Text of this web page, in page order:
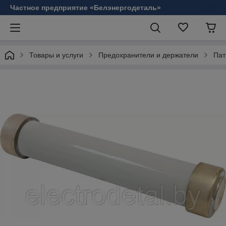
Частное предприятие «Белэнергодеталь»
Товары и услуги Предохранители и держатели